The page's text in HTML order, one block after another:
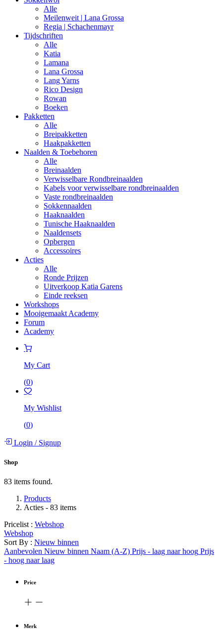
Alle
Meilenweit | Lana Grossa
Regia | Schachenmayr
Tijdschriften
Alle
Katia
Lamana
Lana Grossa
Lang Yarns
Rico Design
Rowan
Boeken
Pakketten
Alle
Breipakketten
Haakpakketten
Naalden & Toebehoren
Alle
Breinaalden
Verwisselbare Rondbreinaalden
Kabels voor verwisselbare rondbreinaalden
Vaste rondbreinaalden
Sokkennaalden
Haaknaalden
Tunische Haaknaalden
Naaldensets
Opbergen
Accessoires
Acties
Alle
Ronde Prijzen
Uitverkoop Katia Garens
Einde reeksen
Workshops
Mooigemaakt Academy
Forum
Academy
My Cart
(0)
My Wishlist
(0)
Login /Signup
Shop
83 items found.
Products
Acties - 83 items
Pricelist : Webshop
Webshop
Sort By : Nieuw binnen
Aanbevolen Nieuw binnen Naam (A-Z) Prijs - laag naar hoog Prijs
- hoog naar laag
Price
Merk